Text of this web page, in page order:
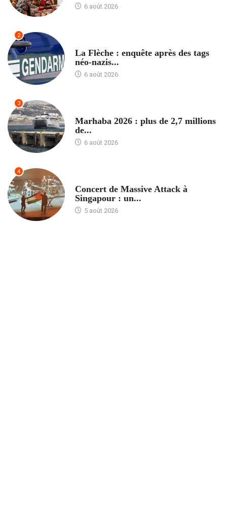
6 août 2026
2
La Flèche : enquête après des tags
néo-nazis...
6 août 2026
3
Marhaba 2026 : plus de 2,7 millions
de...
6 août 2026
4
Concert de Massive Attack à
Singapour : un...
5 août 2026